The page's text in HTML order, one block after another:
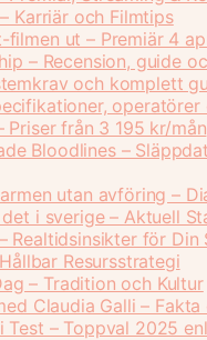
Karriär och Filmtips
filmen ut – Premiär 4
– Recension, guide
och komplett
Priser från 3 195 kr/mån
Bloodlines –
utan avföring –
i sverige – Aktuell
Realtidsinsikter för Din
Resursstrategi
– Tradition och Kultur
Claudia Galli –
Test – Toppval 2025